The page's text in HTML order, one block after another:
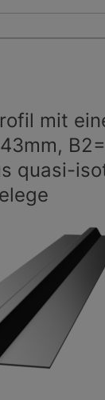
mit
quasi-